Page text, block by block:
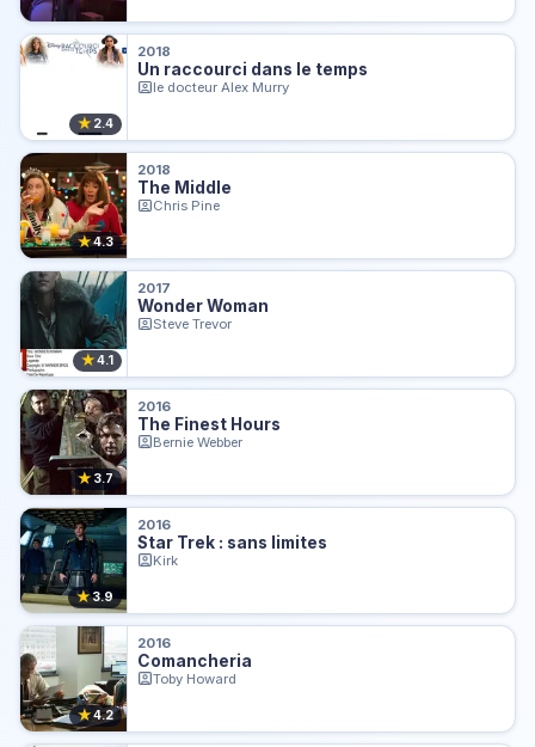
★ 2.4
2018
Un raccourci dans le temps
le docteur Alex Murry
★4.3
2018
The Middle
Chris Pine
★4.1
2017
Wonder Woman
Steve Trevor
★ 3.7
2016
The Finest Hours
Bernie Webber
★3.9
2016
Star Trek : sans limites
Kirk
★4.2
2016
Comancheria
Toby Howard